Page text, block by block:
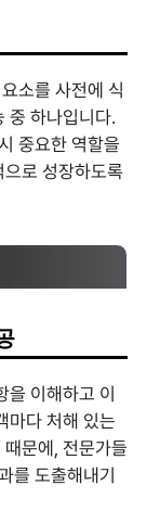
소를 사전에 식
중 하나입니다.
중요한 역할을
로 성장하도록
을 이해하고 이
마다 처해 있는
문에, 전문가들
를 도출해내기